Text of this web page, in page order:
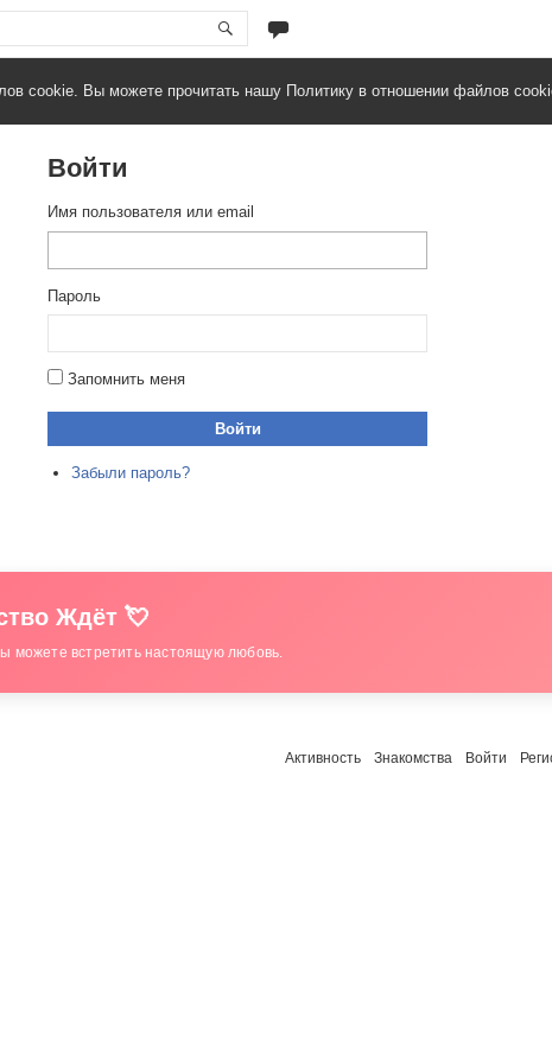
cookie. Вы можете прочитать нашу Политику в отношении файлов
Войти
Имя пользователя или email
Пароль
Запомнить меня
Войти
Забыли пароль?
Ждёт 💘
можете встретить настоящую любовь.
Активность Знакомства Войти